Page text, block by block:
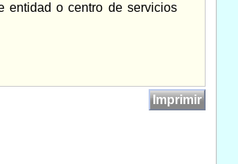
entidad o centro de servicios
Imprimir